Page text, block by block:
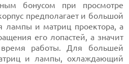
бонусом при просмотре
предполагает и большой
лампы и матриц проектора, а
его лопастей, а значит
работы. Для большей
и лампы, охлаждающий